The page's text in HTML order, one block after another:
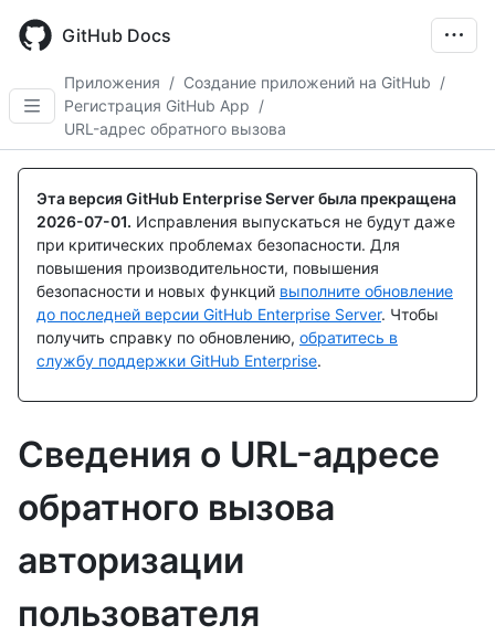
main
GitHub Docs
Приложения / Создание приложений на GitHub /
Регистрация GitHub App /
URL-адрес обратного вызова
Эта версия GitHub Enterprise Server была прекращена
2026-07-01. Исправления выпускаться не будут даже
при критических проблемах безопасности. Для
повышения производительности, повышения
безопасности и новых функций выполните обновление
до последней версии GitHub Enterprise Server. Чтобы
получить справку по обновлению, обратитесь в
службу поддержки GitHub Enterprise.
Сведения о URL-адресе
обратного вызова
авторизации
пользователя